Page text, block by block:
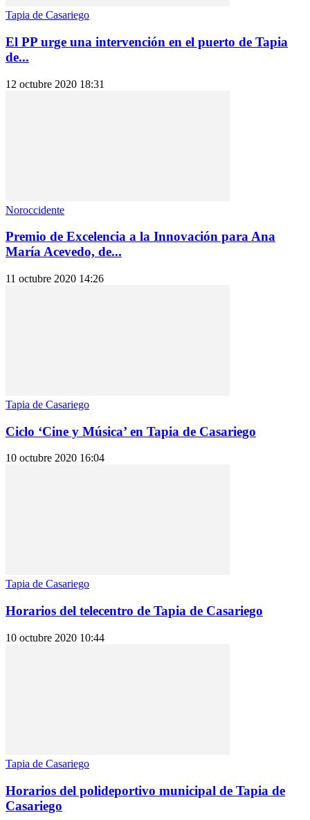
Tapia de Casariego
El PP urge una intervención en el puerto de Tapia
de...
12 octubre 2020 18:31
Noroccidente
Premio de Excelencia a la Innovación para Ana
María Acevedo, de...
11 octubre 2020 14:26
Tapia de Casariego
Ciclo ‘Cine y Música’ en Tapia de Casariego
10 octubre 2020 16:04
Tapia de Casariego
Horarios del telecentro de Tapia de Casariego
10 octubre 2020 10:44
Tapia de Casariego
Horarios del polideportivo municipal de Tapia de
Casariego